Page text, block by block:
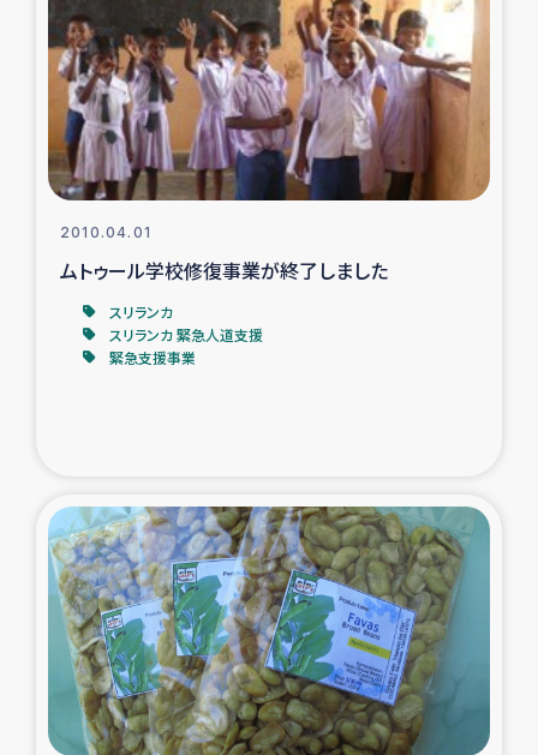
トルコ・シリア地震被災者支援
デニヤヤ小規模紅茶農家支援
コーヒー生産者支援
アイナロ県マウベシ郡でのコーヒー畑改善事業
ベイルート大規模爆発被災者支援
2010.04.01
ムトゥール学校修復事業が終了しました
スリランカ
スリランカ 緊急人道支援
緊急支援事業